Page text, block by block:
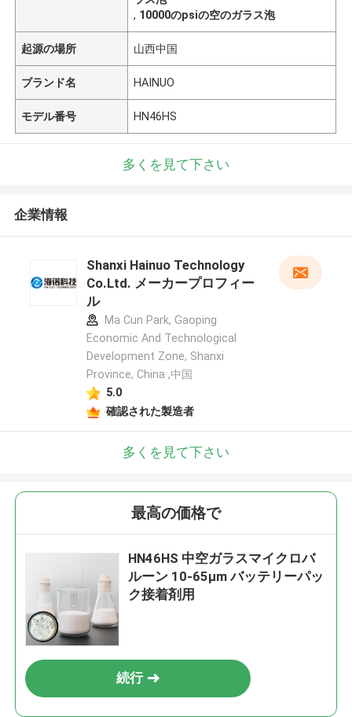
, 10000のpsiの空のガラス泡
起源の場所 山西中国
ブランド名 HAINUO
モデル番号 HN46HS
多くを見て下さい
企業情報
Shanxi Hainuo Technology
Co.Ltd. メーカープロフィー
ル
Ma Cun Park, Gaoping
Economic And Technological
Development Zone, Shanxi
Province, China ,中国
5.0
確認された製造者
多くを見て下さい
最高の価格で
HN46HS 中空ガラスマイクロバ
ルーン 10-65μm バッテリーパッ
ク接着剤用
続行